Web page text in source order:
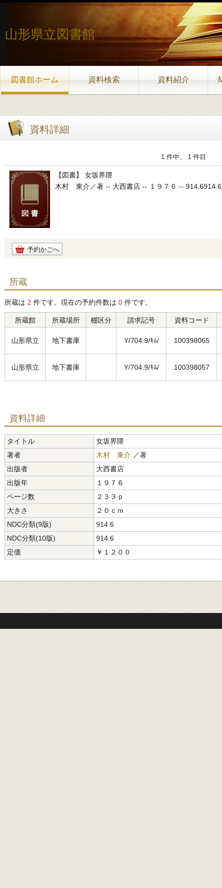
山形県立図書館
図書館ホーム 資料検索 資料紹介
資料詳細
1 件中、 1 件目
【図書】 女坂界隈
木村 東介／著 -- 大西書店 -- １９７６ --
予約かごへ
所蔵
所蔵は 2 件です。現在の予約件数は 0 件です。
所蔵館 所蔵場所 棚区分 請求記号 資料コード
山形県立 地下書庫 Y/704.9/ｷﾑ/ 100398065
山形県立 地下書庫 Y/704.9/ｷﾑ/ 100398057
資料詳細
タイトル
女坂界隈
著者
木村 東介 ／著
出版者
大西書店
出版年
１９７６
ページ数
２３３ｐ
大きさ
２０ｃｍ
NDC分類(9版)
914.6
NDC分類(10版)
914.6
定価
￥１２００